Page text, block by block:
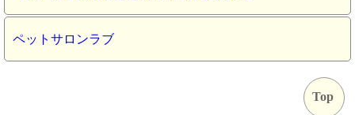
ペットサロンラブ
Top